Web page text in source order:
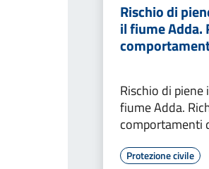
Rischio di
il fiume Adda.
Rischio di
fiume Adda.
comportamenti
Protezione civile